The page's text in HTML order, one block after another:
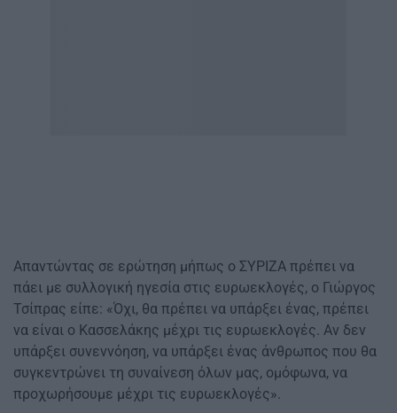
Απαντώντας σε ερώτηση μήπως ο ΣΥΡΙΖΑ πρέπει να
πάει με συλλογική ηγεσία στις ευρωεκλογές, ο Γιώργος
Τσίπρας είπε: «Όχι, θα πρέπει να υπάρξει ένας, πρέπει
να είναι ο Κασσελάκης μέχρι τις ευρωεκλογές. Αν δεν
υπάρξει συνεννόηση, να υπάρξει ένας άνθρωπος που θα
συγκεντρώνει τη συναίνεση όλων μας, ομόφωνα, να
προχωρήσουμε μέχρι τις ευρωεκλογές».